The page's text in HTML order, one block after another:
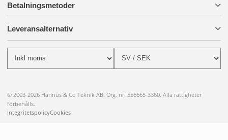
Betalningsmetoder
Leveransalternativ
© 2003-2026 Hannus & Co Teknik AB. Org. nr: 556665-3360. Alla rättigheter
förbehålls.
IntegritetspolicyCookies